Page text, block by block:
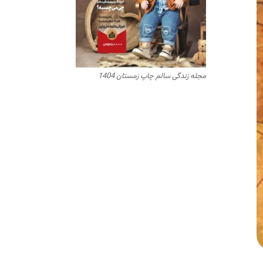
مجله زندگی سالم چاپ زمستان 1404